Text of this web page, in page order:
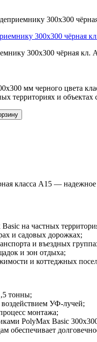
300x300
300x300 чёрная кл.
мм черного цвета
территориях и
класса А15 —
на частных
и садовых дорожках;
и въездных
и зон отдыха;
и коттеджных
тонны;
УФ-лучей;
монтажа;
PolyMax Basic
обеспечивает